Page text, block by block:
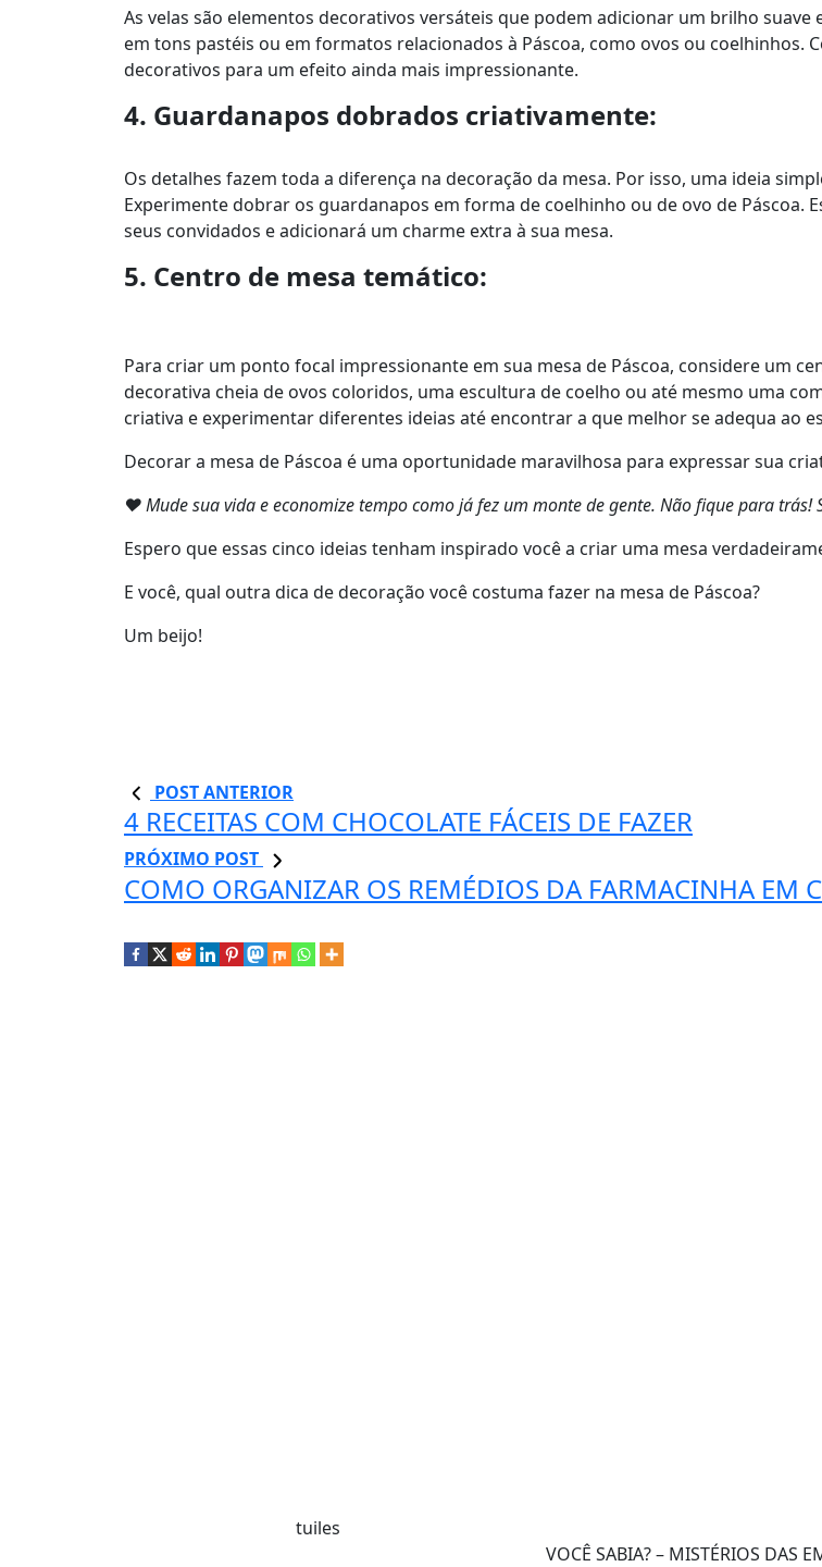
As velas são elementos decorativos versáteis que podem adicionar um brilho
em tons pastéis ou em formatos relacionados à Páscoa, como ovos ou coelhinhos.
decorativos para um efeito ainda mais impressionante.
4. Guardanapos dobrados criativamente:
Os detalhes fazem toda a diferença na decoração da mesa. Por isso, uma ideia
Experimente dobrar os guardanapos em forma de coelhinho ou de ovo de Páscoa.
seus convidados e adicionará um charme extra à sua mesa.
5. Centro de mesa temático:
Para criar um ponto focal impressionante em sua mesa de Páscoa, considere um
decorativa cheia de ovos coloridos, uma escultura de coelho ou até mesmo uma
criativa e experimentar diferentes ideias até encontrar a que melhor se adequa ao
Decorar a mesa de Páscoa é uma oportunidade maravilhosa para expressar sua
❤ Mude sua vida e economize tempo como já fez um monte de gente. Não fique para trás!
Espero que essas cinco ideias tenham inspirado você a criar uma mesa
E você, qual outra dica de decoração você costuma fazer na mesa de Páscoa?
Um beijo!
POST ANTERIOR
4 RECEITAS COM CHOCOLATE FÁCEIS DE FAZER
PRÓXIMO POST
COMO ORGANIZAR OS REMÉDIOS DA FARMACINHA EM
tuiles
VOCÊ SABIA? – MISTÉRIOS DAS